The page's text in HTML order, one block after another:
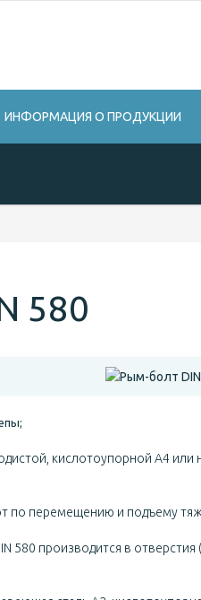
ИНФОРМАЦИЯ О ПРОДУКЦИИ
580
кислотоупорной А4
по перемещению и подъему
580 производится в